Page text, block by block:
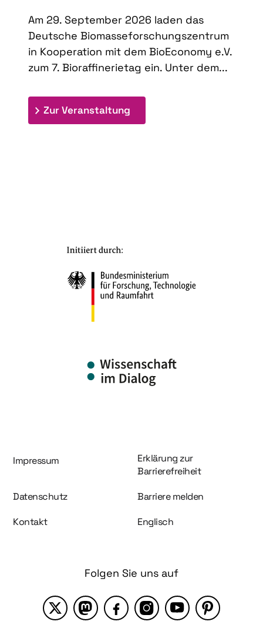
Am 29. September 2026 laden das
Deutsche Biomasseforschungszentrum
in Kooperation mit dem BioEconomy e.V.
zum 7. Bioraffinerietag ein. Unter dem...
Zur Veranstaltung
Information und Service
Impressum
Erklärung zur
Barrierefreiheit
Datenschutz Barriere melden
Kontakt Englisch
Folgen Sie uns auf